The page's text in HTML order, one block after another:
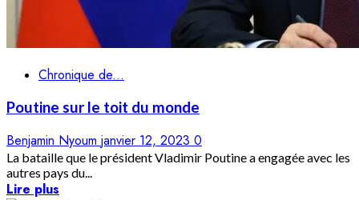
Chronique de...
Poutine sur le toit du monde
Benjamin Nyoum janvier 12, 2023 0
La bataille que le président Vladimir Poutine a engagée avec les
autres pays du...
Lire plus